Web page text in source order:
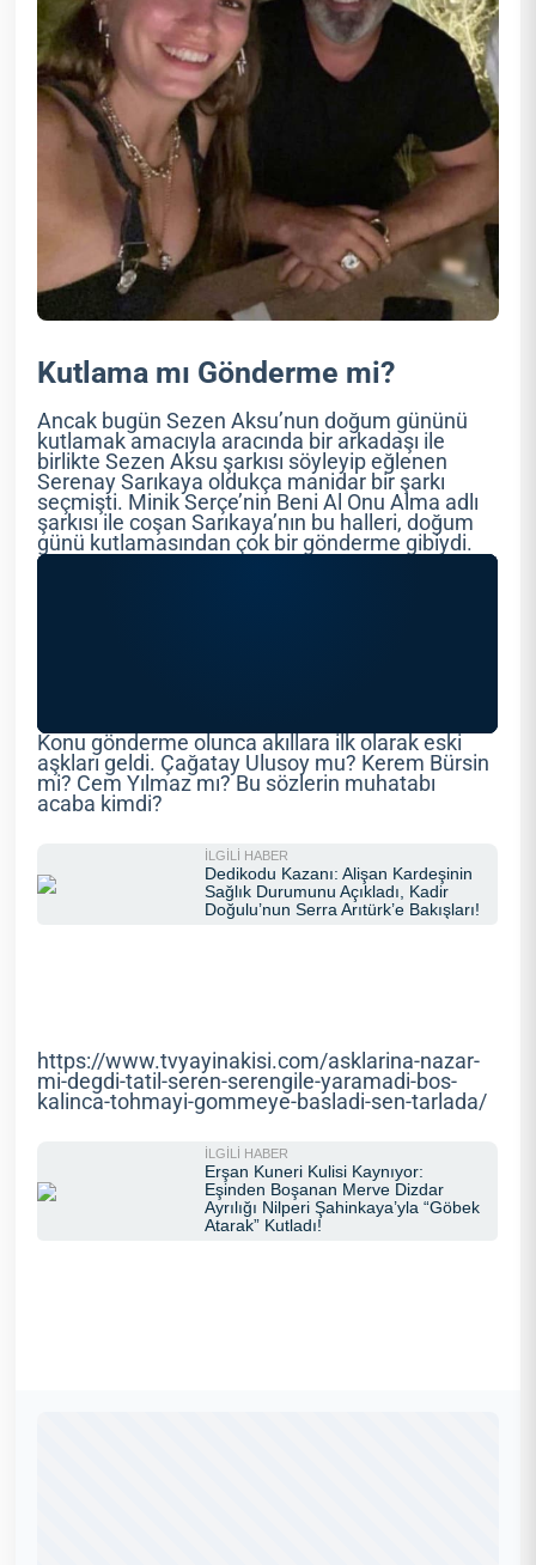
Kutlama mı Gönderme mi?
Ancak bugün Sezen Aksu’nun doğum gününü
kutlamak amacıyla aracında bir arkadaşı ile
birlikte Sezen Aksu şarkısı söyleyip eğlenen
Serenay Sarıkaya oldukça manidar bir şarkı
seçmişti. Minik Serçe’nin Beni Al Onu Alma adlı
şarkısı ile coşan Sarıkaya’nın bu halleri, doğum
günü kutlamasından çok bir gönderme gibiydi.
Konu gönderme olunca akıllara ilk olarak eski
aşkları geldi. Çağatay Ulusoy mu? Kerem Bürsin
mi? Cem Yılmaz mı? Bu sözlerin muhatabı
acaba kimdi?
https://www.tvyayinakisi.com/asklarina-nazar-
mi-degdi-tatil-seren-serengile-yaramadi-bos-
kalinca-tohmayi-gommeye-basladi-sen-tarlada/